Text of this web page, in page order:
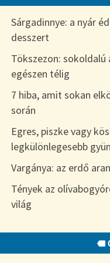
Sárgadinnye: a nyár
desszert
Tökszezon:
egészen télig
7 hiba, amit sokan
során
Egres, piszke vagy
legkülönlegesebb
Vargánya: az erdő
Tények az
világ